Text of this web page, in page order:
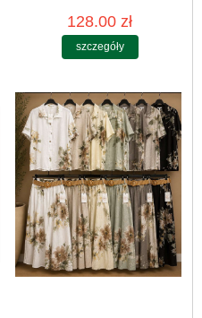
128.00 zł
szczegóły